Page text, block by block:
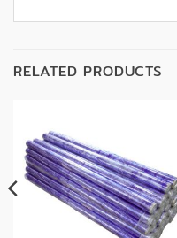
RELATED PRODUCTS